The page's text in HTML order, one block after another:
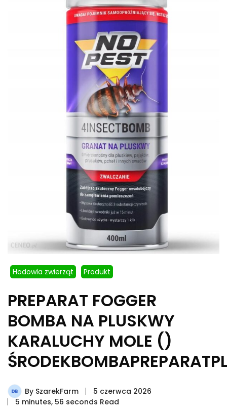
Hodowla zwierząt Produkt
PREPARAT FOGGER
BOMBA NA PLUSKWY
KARALUCHY MOLE ()
By SzarekFarm
5 czerwca 2026
5 minutes, 56 seconds Read